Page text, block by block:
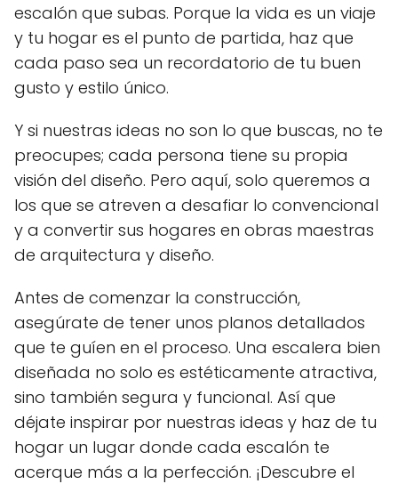
escalón que subas. Porque la vida es un viaje
y tu hogar es el punto de partida, haz que
cada paso sea un recordatorio de tu buen
gusto y estilo único.
Y si nuestras ideas no son lo que buscas, no te
preocupes; cada persona tiene su propia
visión del diseño. Pero aquí, solo queremos a
los que se atreven a desafiar lo convencional
y a convertir sus hogares en obras maestras
de arquitectura y diseño.
Antes de comenzar la construcción,
asegúrate de tener unos planos detallados
que te guíen en el proceso. Una escalera bien
diseñada no solo es estéticamente atractiva,
sino también segura y funcional. Así que
déjate inspirar por nuestras ideas y haz de tu
hogar un lugar donde cada escalón te
acerque más a la perfección. ¡Descubre el